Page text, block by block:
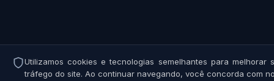
Utilizamos cookies e tecnologias semelhantes para
tráfego do site. Ao continuar navegando, você concorda com